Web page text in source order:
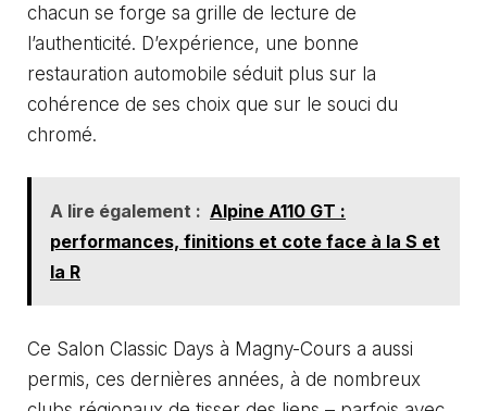
chacun se forge sa grille de lecture de
l’authenticité. D’expérience, une bonne
restauration automobile séduit plus sur la
cohérence de ses choix que sur le souci du
chromé.
A lire également : Alpine A110 GT :
performances, finitions et cote face à la S et
la R
Ce Salon Classic Days à Magny-Cours a aussi
permis, ces dernières années, à de nombreux